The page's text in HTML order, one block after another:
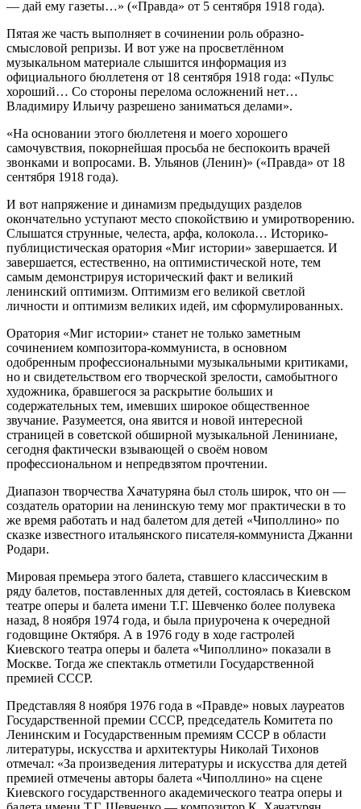
— дай ему газеты…» («Правда» от 5 сентября 1918 года).
Пятая же часть выполняет в сочинении роль образно-
смысловой репризы. И вот уже на просветлённом
музыкальном материале слышится информация из
официального бюллетеня от 18 сентября 1918 года: «Пульс
хороший… Со стороны перелома осложнений нет…
Владимиру Ильичу разрешено заниматься делами».
«На основании этого бюллетеня и моего хорошего
самочувствия, покорнейшая просьба не беспокоить врачей
звонками и вопросами. В. Ульянов (Ленин)» («Правда» от 18
сентября 1918 года).
И вот напряжение и динамизм предыдущих разделов
окончательно уступают место спокойствию и умиротворению.
Слышатся струнные, челеста, арфа, колокола… Историко-
публицистическая оратория «Миг истории» завершается. И
завершается, естественно, на оптимистической ноте, тем
самым демонстрируя исторический факт и великий
ленинский оптимизм. Оптимизм его великой светлой
личности и оптимизм великих идей, им сформулированных.
Оратория «Миг истории» станет не только заметным
сочинением композитора-коммуниста, в основном
одобренным профессиональными музыкальными критиками,
но и свидетельством его творческой зрелости, самобытного
художника, бравшегося за раскрытие больших и
содержательных тем, имевших широкое общественное
звучание. Разумеется, она явится и новой интересной
страницей в советской обширной музыкальной Лениниане,
сегодня фактически взывающей о своём новом
профессиональном и непредвзятом прочтении.
Диапазон творчества Хачатуряна был столь широк, что он —
создатель оратории на ленинскую тему мог практически в то
же время работать и над балетом для детей «Чиполлино» по
сказке известного итальянского писателя-коммуниста Джанни
Родари.
Мировая премьера этого балета, ставшего классическим в
ряду балетов, поставленных для детей, состоялась в Киевском
театре оперы и балета имени Т.Г. Шевченко более полувека
назад, 8 ноября 1974 года, и была приурочена к очередной
годовщине Октября. А в 1976 году в ходе гастролей
Киевского театра оперы и балета «Чиполлино» показали в
Москве. Тогда же спектакль отметили Государственной
премией СССР.
Представляя 8 ноября 1976 года в «Правде» новых лауреатов
Государственной премии СССР, председатель Комитета по
Ленинским и Государственным премиям СССР в области
литературы, искусства и архитектуры Николай Тихонов
отмечал: «За произведения литературы и искусства для детей
премией отмечены авторы балета «Чиполлино» на сцене
Киевского государственного академического театра оперы и